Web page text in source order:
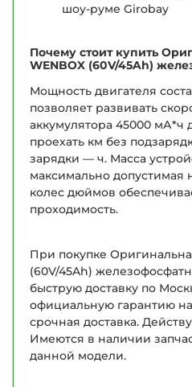
шоу-руме Girobay
Почему стоит купить
WENBOX (60V/45Ah)
Мощность двигателя
позволяет развивать
аккумулятора 45000 мА*ч
проехать км без
зарядки — ч. Масса
максимально допустимая
колес дюймов
проходимость.
При покупке
(60V/45Ah)
быструю доставку по
официальную гарантию
срочная доставка.
Имеются в наличии
данной модели.